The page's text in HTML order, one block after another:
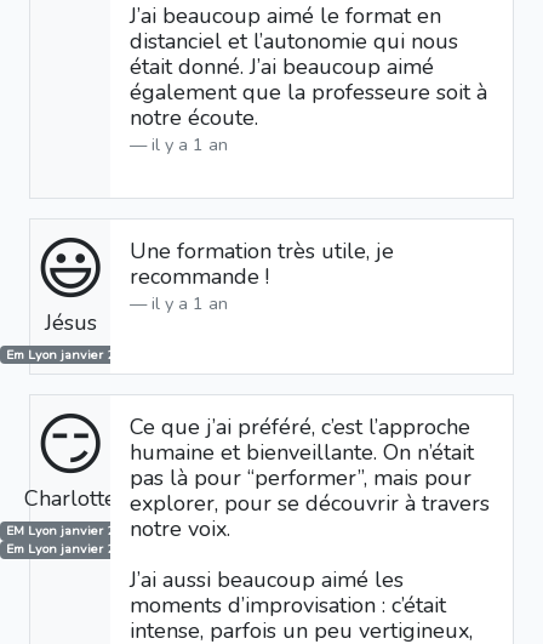
J’ai beaucoup aimé le format en
distanciel et l’autonomie qui nous
était donné. J’ai beaucoup aimé
également que la professeure soit à
notre écoute.
il y a 1 an
😃
Jésus
Em Lyon janvier 2025
Une formation très utile, je
recommande !
il y a 1 an
😏
Charlotte
EM Lyon janvier 2024
Em Lyon janvier 2025
Ce que j’ai préféré, c’est l’approche
humaine et bienveillante. On n’était
pas là pour “performer”, mais pour
explorer, pour se découvrir à travers
notre voix.
J’ai aussi beaucoup aimé les
moments d’improvisation : c’était
intense, parfois un peu vertigineux,